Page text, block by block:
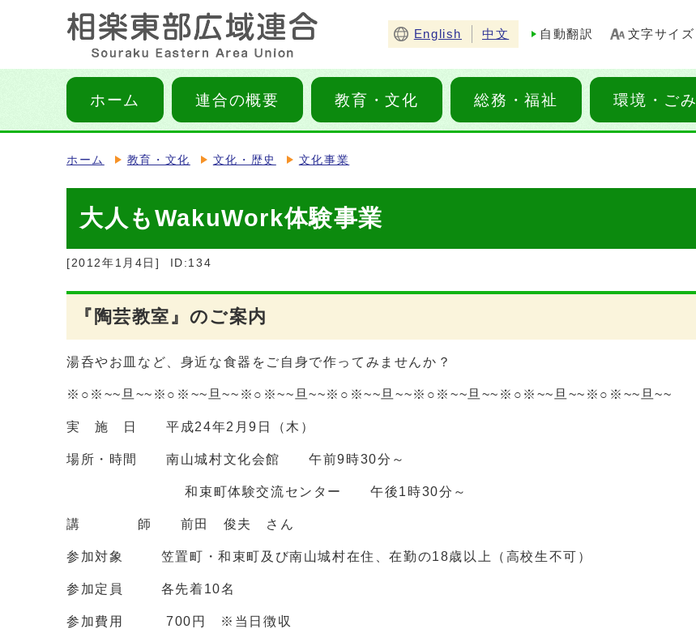
English 中文 自動翻訳 文字サイズ
ホーム 連合の概要 教育・文化 総務・福祉 環境・ごみ
ホーム 教育・文化 文化・歴史 文化事業
大人もWakuWork体験事業
[2012年1月4日] ID:134
『陶芸教室』のご案内
湯呑やお皿など、身近な食器をご自身で作ってみませんか？
※○※~~旦~~※○※~~旦~~※○※~~旦~~※○※~~旦~~※○※~~旦~~※○※~~旦~~※○※~~旦~~
実 施 日 平成24年2月9日（木）
場所・時間 南山城村文化会館 午前9時30分～
和束町体験交流センター 午後1時30分～
講 師 前田 俊夫 さん
参加対象 笠置町・和束町及び南山城村在住、在勤の18歳以上（高校生不可）
参加定員 各先着10名
参加費用 700円 ※当日徴収